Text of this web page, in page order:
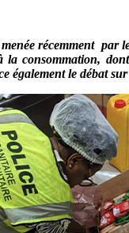
récemment par
la consommation,
également le débat sur